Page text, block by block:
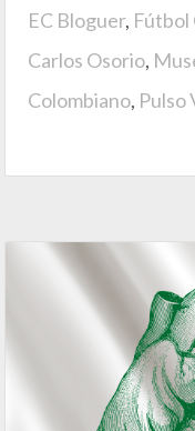
EC Bloguer, Fútbol
Carlos Osorio,
Colombiano, Pulso